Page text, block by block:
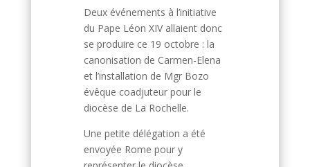
Deux événements à l’initiative
du Pape Léon XIV allaient donc
se produire ce 19 octobre : la
canonisation de Carmen-Elena
et l’installation de Mgr Bozo
évêque coadjuteur pour le
diocèse de La Rochelle.
Une petite délégation a été
envoyée Rome pour y